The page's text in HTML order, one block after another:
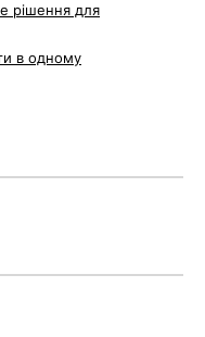
рішення для
в одному